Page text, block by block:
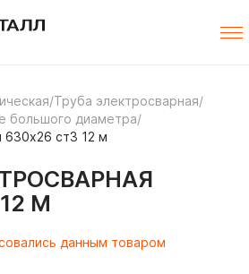
/Труба электросварная/
большого диаметра/
630х26 ст3 12 м
М
данным товаром